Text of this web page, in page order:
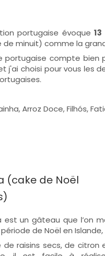
portugaise évoque
de minuit) comme la
portugaise compte bien
j'ai choisi pour vous les
Arroz Doce, Filhós,
(cake de Noël
est un gâteau que l’on
de Noël en Islande,
raisins secs, de citron